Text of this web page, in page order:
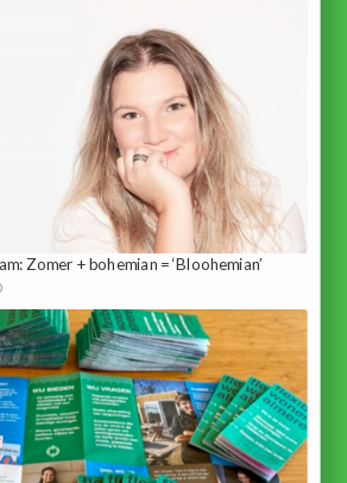
Zomer + bohemian = ‘Bloohemian’